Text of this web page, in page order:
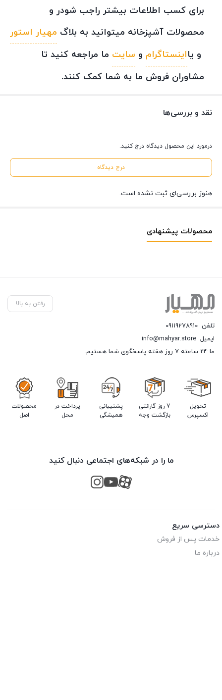
برای کسب اطلاعات بیشتر راجب شودر و
محصولات آشپزخانه میتوانید به بلاگ مهیار استور
و یااینستاگرام و سایت ما مراجعه کنید تا
مشاوران فروش ما به شما کمک کنند.
نقد و بررسی‌ها
درمورد این محصول دیدگاه درج کنید.
درج دیدگاه
هنوز بررسی‌ای ثبت نشده است.
محصولات پیشنهادی
رفتن به بالا
تلفن 09119278910
ایمیل info@mahyar.store
ما 24 ساعته 7 روز هفته پاسخگوی شما هستیم.
تحویل
اکسپرس
7 روز گارانتی
بازگشت وجه
پشتیبانی
همیشگی
پرداخت در
محل
محصولات
اصل
ما را در شبکه‌های اجتماعی دنبال کنید
دسترسی سریع
خدمات پس از فروش
درباره ما